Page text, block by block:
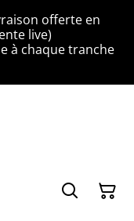
offerte en
live)
à chaque tranche